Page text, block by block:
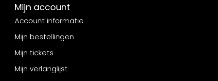
Mijn account
Account informatie
Mijn bestellingen
Mijn tickets
Mijn verlanglijst